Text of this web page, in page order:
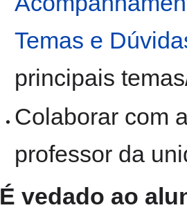
Temas e
principais
Colaborar com
professor da
É vedado ao